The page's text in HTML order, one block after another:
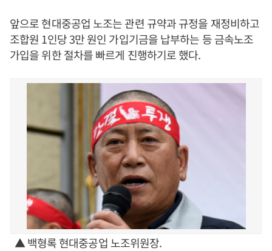
앞으로 현대중공업 노조는 관련 규약과 규정을 재정비하고
조합원 1인당 3만 원인 가입기금을 납부하는 등 금속노조
가입을 위한 절차를 빠르게 진행하기로 했다.
▲ 백형록 현대중공업 노조위원장.